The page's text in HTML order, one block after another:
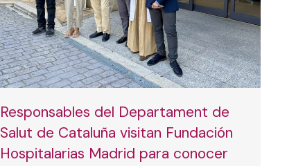
Responsables del Departament de
Salut de Cataluña visitan Fundación
Hospitalarias Madrid para conocer